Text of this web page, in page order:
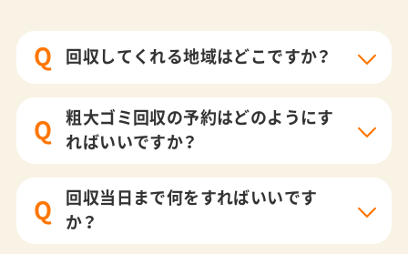
Q 回収してくれる地域はどこですか？
Q
粗大ゴミ回収の予約はどのようにす
ればいいですか？
Q
回収当日まで何をすればいいです
か？